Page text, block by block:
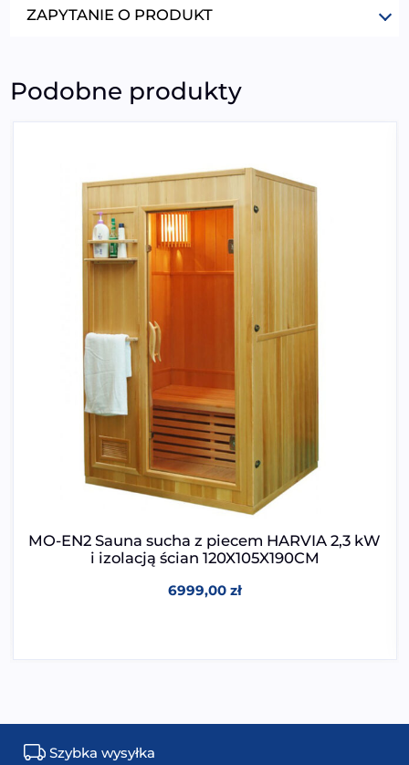
ZAPYTANIE O PRODUKT
Podobne produkty
MO-EN2 Sauna sucha z piecem HARVIA 2,3 kW
i izolacją ścian 120X105X190CM
6999,00 zł
Szybka wysyłka